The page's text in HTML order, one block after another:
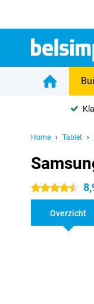
Home Tablet
4.5 sterren
Overzicht